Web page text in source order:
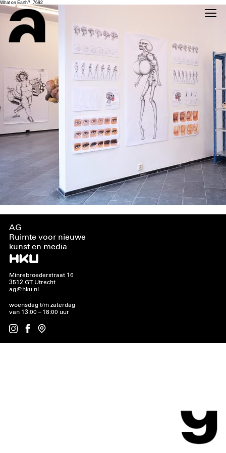
What on Earth?_7692
AG
Ruimte voor nieuwe
kunst en media
Minrebroederstraat 16
3512 GT Utrecht
ag@hku.nl
woensdag t/m zaterdag
van 13:00 – 18:00 uur